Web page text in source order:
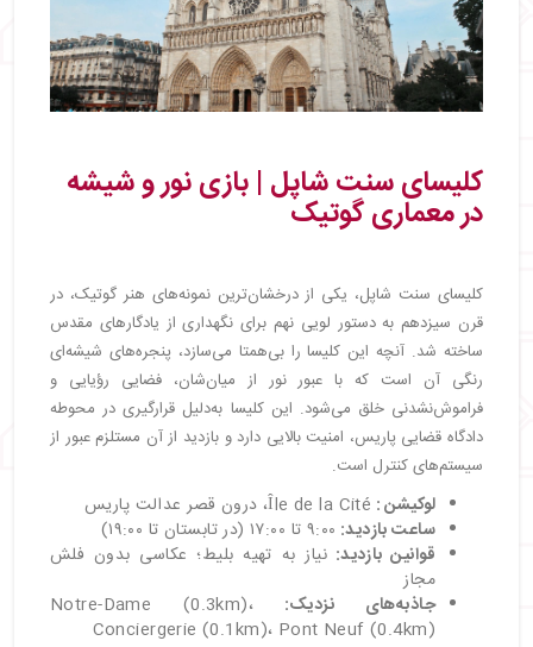
کلیسای سنت شاپل | بازی نور و شیشه
در معماری گوتیک
کلیسای سنت شاپل، یکی از درخشان‌ترین نمونه‌های هنر گوتیک، در
قرن سیزدهم به دستور لویی نهم برای نگهداری از یادگارهای مقدس
ساخته شد. آنچه این کلیسا را بی‌همتا می‌سازد، پنجره‌های شیشه‌ای
رنگی آن است که با عبور نور از میان‌شان، فضایی رؤیایی و
فراموش‌نشدنی خلق می‌شود. این کلیسا به‌دلیل قرارگیری در محوطه
دادگاه قضایی پاریس، امنیت بالایی دارد و بازدید از آن مستلزم عبور از
سیستم‌های کنترل است.
لوکیشن: Île de la Cité، درون قصر عدالت پاریس
ساعت بازدید: ۹:۰۰ تا ۱۷:۰۰ (در تابستان تا ۱۹:۰۰)
قوانین بازدید: نیاز به تهیه بلیط؛ عکاسی بدون فلش
مجاز
جاذبه‌های نزدیک: Notre-Dame (0.3km)،
Conciergerie (0.1km)، Pont Neuf (0.4km)